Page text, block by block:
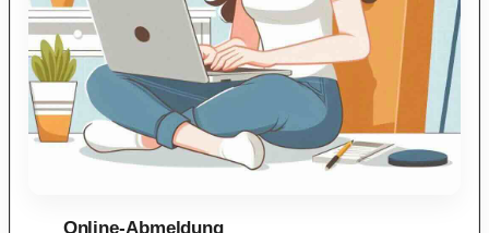
Online-Abmeldung